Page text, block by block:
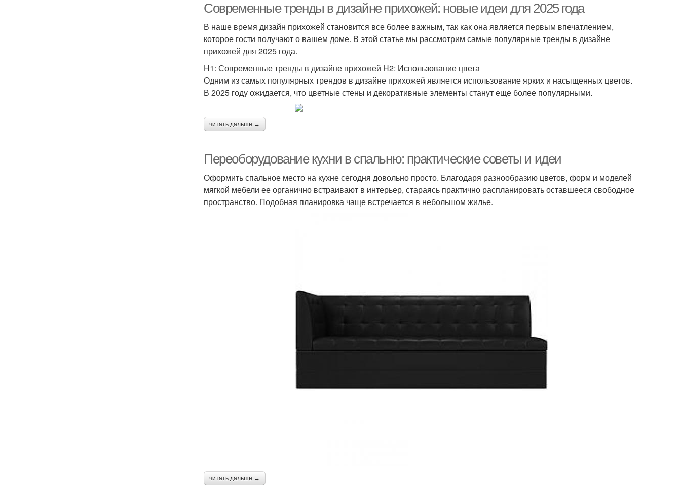
Современные тренды в дизайне прихожей: новые идеи для 2025 года
В наше время дизайн прихожей становится все более важным, так как она является первым впечатлением,
которое гости получают о вашем доме. В этой статье мы рассмотрим самые популярные тренды в дизайне
прихожей для 2025 года.
H1: Современные тренды в дизайне прихожей H2: Использование цвета
Одним из самых популярных трендов в дизайне прихожей является использование ярких и насыщенных цветов.
В 2025 году ожидается, что цветные стены и декоративные элементы станут еще более популярными.
читать дальше →
Переоборудование кухни в спальню: практические советы и идеи
Оформить спальное место на кухне сегодня довольно просто. Благодаря разнообразию цветов, форм и моделей
мягкой мебели ее органично встраивают в интерьер, стараясь практично распланировать оставшееся свободное
пространство. Подобная планировка чаще встречается в небольшом жилье.
читать дальше →